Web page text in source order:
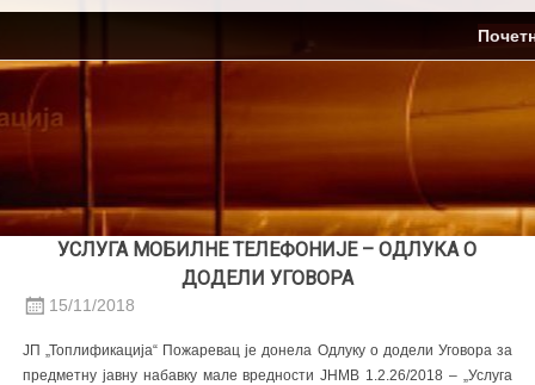
Skip
content
УСЛУГА МОБИЛНЕ ТЕЛЕФОНИЈЕ – ОДЛУКА О
ДОДЕЛИ УГОВОРА
15/11/2018
ЈП „Топлификација“ Пожаревац је донела Одлуку о додели Уговора за
предметну јавну набавку мале вредности ЈНМВ 1.2.26/2018 – „Услуга